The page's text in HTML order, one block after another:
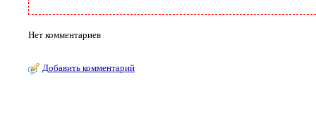
Нет комментариев
Добавить комментарий